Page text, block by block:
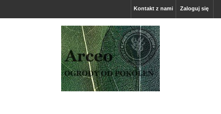
Zaloguj się
Kontakt z nami